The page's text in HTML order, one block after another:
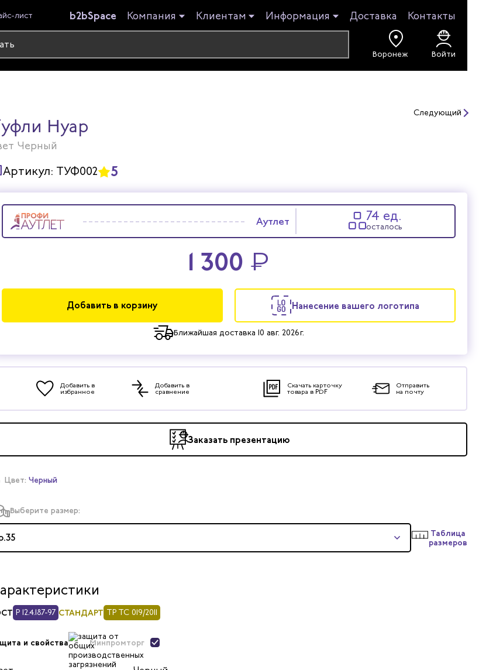
лист b2bSpace Компания Клиентам Информация Доставка Контакты
Войти
Нуар
Черный
Артикул: ТУФ002 5
Цвет: Черный
Выберите размер:
Таблица
размеров
Р 12.4.187-97 СТАНДАРТ ТР ТС 019/2011
и свойства Минпромторг
Аутлет 74 ед.
осталось
1 300 ₽
Добавить в корзину
Ближайшая доставка 10 авг. 2026 г.
Нанесение вашего логотипа
Добавить в
избранное
Добавить в
сравнение
Скачать карточку
товара в PDF
Отправить
на почту
Заказать презентацию
Следующий